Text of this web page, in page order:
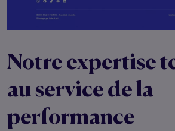
Notre expertise
au service de la
performance